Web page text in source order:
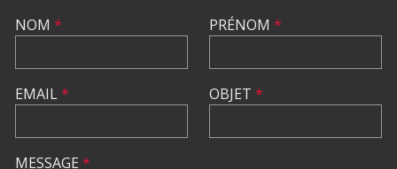
NOM *
EMAIL*
PRÉNOM *
OBJET *
MESSAGE *